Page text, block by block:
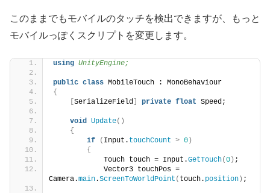
このままでもモバイルのタッチを検出できますが、もっと
モバイルっぽくスクリプトを変更します。
using UnityEngine;
public class MobileTouch : MonoBehaviour
{
[SerializeField] private float Speed;
void Update()
{
if
( Input. touchCount > 0)
{
            Touch touch = Input.
GetTouch(0) ;
            Vector3 touchPos =
Camera.main.ScreenToWorldPoint ( touch. position) ;